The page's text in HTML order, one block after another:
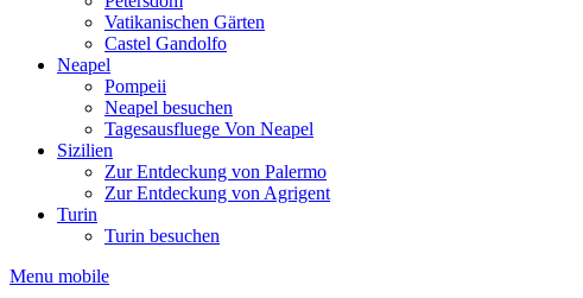
Vatikanischen Gärten
Castel Gandolfo
Neapel
Pompeii
Neapel besuchen
Tagesausfluege Von Neapel
Sizilien
Zur Entdeckung von Palermo
Zur Entdeckung von Agrigent
Turin
Turin besuchen
Menu mobile